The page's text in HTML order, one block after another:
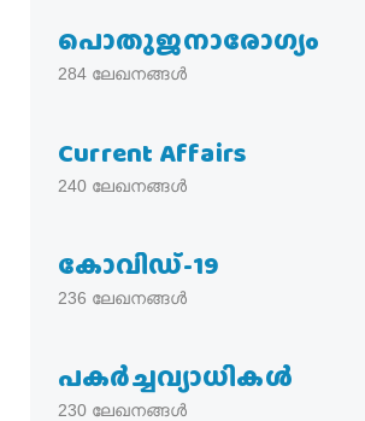
പൊതുജനാരോഗ്യം
284 ലേഖനങ്ങൾ
Current Affairs
240 ലേഖനങ്ങൾ
കോവിഡ്-19
236 ലേഖനങ്ങൾ
പകര്‍ച്ചവ്യാധികള്‍
230 ലേഖനങ്ങൾ